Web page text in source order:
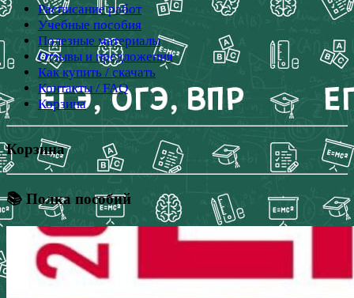
Расписание работ
Учебные пособия
Полезные материалы
Отзывы и предложения
Как купить / скачать
Контакты / FAQ
Корзина
Корзина
📚 Полка пособий